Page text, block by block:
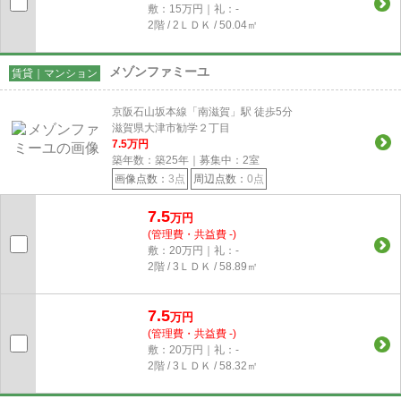
敷：15万円｜礼：-
2階 / 2ＬＤＫ / 50.04㎡
賃貸｜マンション メゾンファミーユ
京阪石山坂本線「南滋賀」駅 徒歩5分
滋賀県大津市勧学２丁目
7.5万円
築年数：築25年｜募集中： 2室
画像点数： 3点 周辺点数： 0点
7.5万円
(管理費・共益費 -)
敷：20万円｜礼：-
2階 / 3ＬＤＫ / 58.89㎡
7.5万円
(管理費・共益費 -)
敷：20万円｜礼：-
2階 / 3ＬＤＫ / 58.32㎡